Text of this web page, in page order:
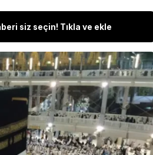
siz seçin! Tıkla ve ekle
görevlendirmelerine ilişkin ortaya
yarattı. Bazı personelin yıllar